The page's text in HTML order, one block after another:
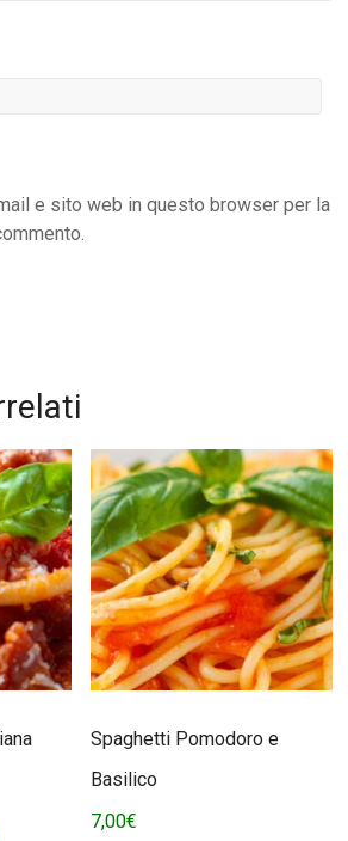
e sito web in questo browser per la
Spaghetti Pomodoro e
Basilico
7,00€